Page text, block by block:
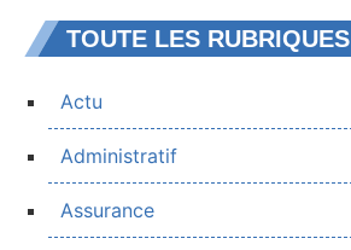
TOUTE LES RUBRIQUES
Actu
Administratif
Assurance